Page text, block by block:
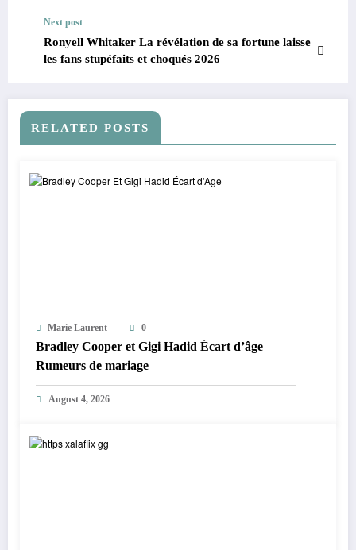
Next post
Ronyell Whitaker La révélation de sa fortune laisse
les fans stupéfaits et choqués 2026
RELATED POSTS
Marie Laurent 0
Bradley Cooper et Gigi Hadid Écart d’âge
Rumeurs de mariage
August 4, 2026